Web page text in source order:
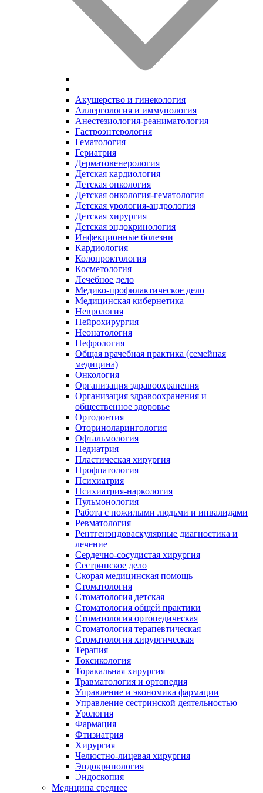
Акушерство и гинекология
Аллергология и иммунология
Анестезиология-реаниматология
Гастроэнтерология
Гематология
Гериатрия
Дерматовенерология
Детская кардиология
Детская онкология
Детская онкология-гематология
Детская урология-андрология
Детская хирургия
Детская эндокринология
Инфекционные болезни
Кардиология
Колопроктология
Косметология
Лечебное дело
Медико-профилактическое дело
Медицинская кибернетика
Неврология
Нейрохирургия
Неонатология
Нефрология
Общая врачебная практика (семейная
медицина)
Онкология
Организация здравоохранения
Организация здравоохранения и
общественное здоровье
Ортодонтия
Оториноларингология
Офтальмология
Педиатрия
Пластическая хирургия
Профпатология
Психиатрия
Психиатрия-наркология
Пульмонология
Работа с пожилыми людьми и инвалидами
Ревматология
Рентгенэндоваскулярные диагностика и
лечение
Сердечно-сосудистая хирургия
Сестринское дело
Скорая медицинская помощь
Стоматология
Стоматология детская
Стоматология общей практики
Стоматология ортопедическая
Стоматология терапевтическая
Стоматология хирургическая
Терапия
Токсикология
Торакальная хирургия
Травматология и ортопедия
Управление и экономика фармации
Управление сестринской деятельностью
Урология
Фармация
Фтизиатрия
Хирургия
Челюстно-лицевая хирургия
Эндокринология
Эндоскопия
Медицина среднее